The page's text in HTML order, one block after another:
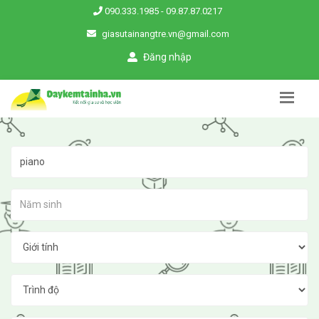
090.333.1985 - 09.87.87.0217
giasutainangtre.vn@gmail.com
Đăng nhập